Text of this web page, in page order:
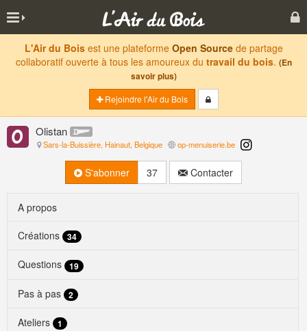
L'Air du Boisest une plateforme Open Sourcede partage
collaboratif ouverte à tous les amoureux du travail du bois. (En
savoir plus)
Rejoindre l'Air du Bois
Olistan
Sars-la-Buissière, Hainaut, Belgique op-menuiserie.be
S'abonner 37 Contacter
A propos
Créations 34
Questions 19
Pas à pas 2
Ateliers 1